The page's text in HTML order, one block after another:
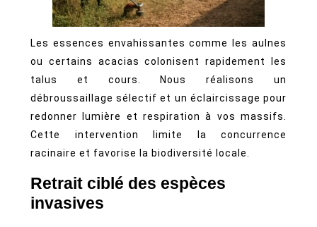
Les essences envahissantes comme les aulnes
ou certains acacias colonisent rapidement les
talus et cours. Nous réalisons un
débroussaillage sélectif et un éclaircissage pour
redonner lumière et respiration à vos massifs.
Cette intervention limite la concurrence
racinaire et favorise la biodiversité locale.
Retrait ciblé des espèces
invasives